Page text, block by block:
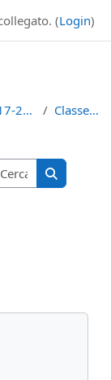
(Login)
AS-2017-2018 Classe 2C
Cerca corsi
Cerca corsi